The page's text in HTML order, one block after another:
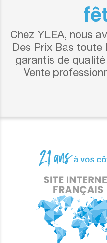
Chez YLEA, nous
Des Prix Bas toute
garantis de
Vente